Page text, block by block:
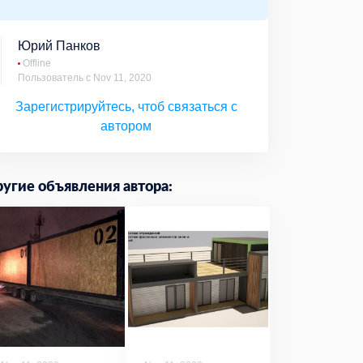
Юрий Панков
Offline
Пользователь с Nov 11, 2020
Зарегистрируйтесь, чтоб связаться с
автором
объявления автора: